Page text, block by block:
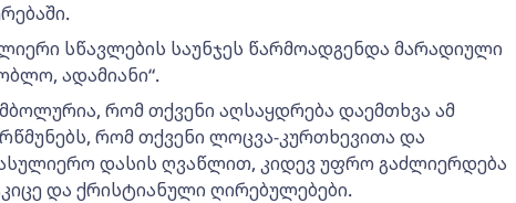
სწავლების საუნჯეს წარმოადგენდა მარადიული
ადამიანი“.
რომ თქვენი აღსაყდრება დაემთხვა ამ
რომ თქვენი ლოცვა-კურთხევითა და
დასის ღვაწლით, კიდევ უფრო გაძლიერდება
და ქრისტიანული ღირებულებები.